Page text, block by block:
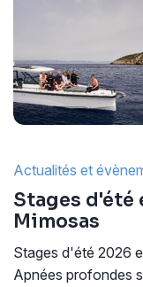
Actualités et
Stages d'été
Mimosas
Stages d'été 2026
Apnées profondes